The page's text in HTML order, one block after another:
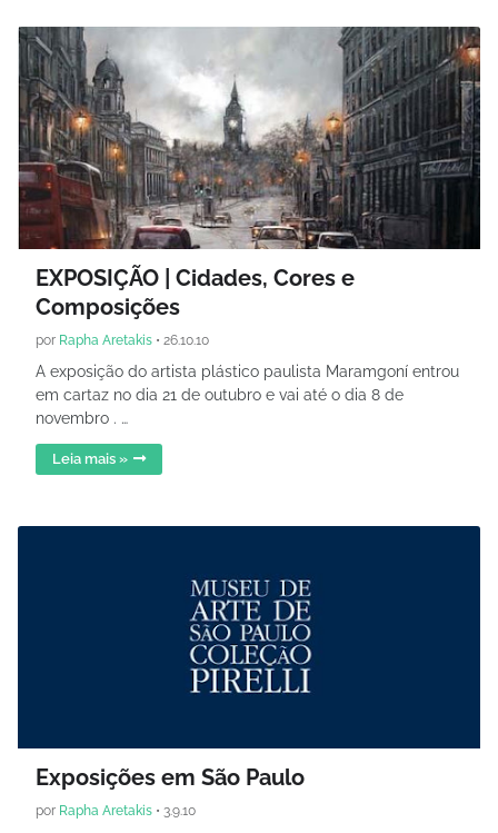
EXPOSIÇÃO | Cidades, Cores e
Composições
por Rapha Aretakis • 26.10.10
A exposição do artista plástico paulista Maramgoní entrou
em cartaz no dia 21 de outubro e vai até o dia 8 de
novembro . …
Leia mais »
Exposições em São Paulo
por Rapha Aretakis • 3.9.10